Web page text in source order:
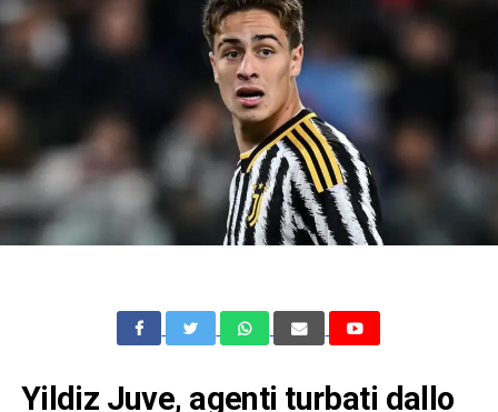
Yildiz Juve, agenti turbati dallo